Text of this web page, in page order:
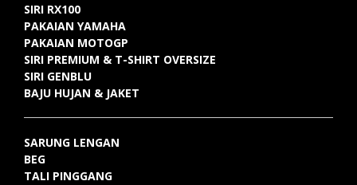
SIRI RX100
PAKAIAN YAMAHA
PAKAIAN MOTOGP
SIRI PREMIUM & T-SHIRT OVERSIZE
SIRI GENBLU
BAJU HUJAN & JAKET
SARUNG LENGAN
BEG
TALI PINGGANG